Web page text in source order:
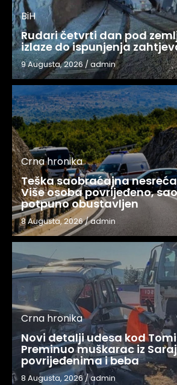
BiH
Rudari četvrti dan pod
izlaze do ispunjenja
9 Augusta, 2026 /admin
Crna hronika
Teška saobraćajna
Više osoba povrijeđeno,
potpuno obustavljen
8 Augusta, 2026/admin
Crna hronika
Novi detalji udesa kod
Preminuo muškarac iz
povrijeđenima i beba
8 Augusta, 2026/admin